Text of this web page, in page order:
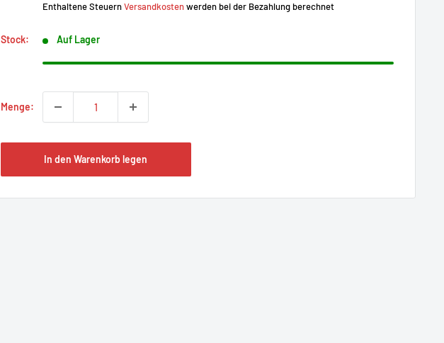
Enthaltene SteuernVersandkostenwerden bei der Bezahlung berechnet
Stock: Auf Lager
Menge:
In den Warenkorb legen